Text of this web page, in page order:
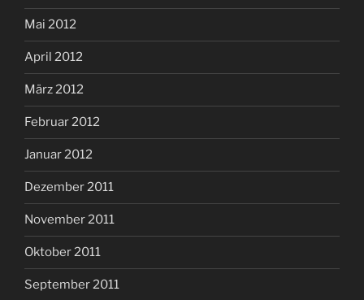
Mai 2012
April 2012
März 2012
Februar 2012
Januar 2012
Dezember 2011
November 2011
Oktober 2011
September 2011